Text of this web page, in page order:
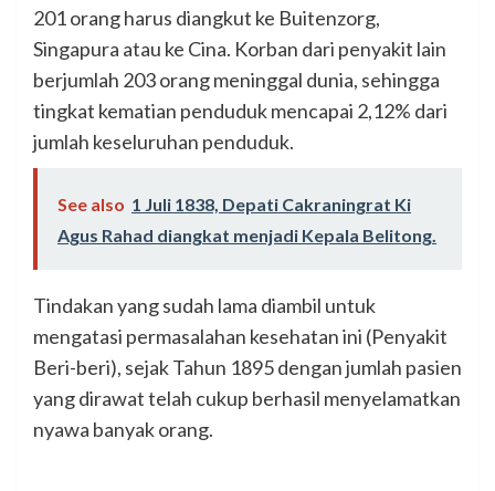
201 orang harus diangkut ke Buitenzorg,
Singapura atau ke Cina. Korban dari penyakit lain
berjumlah 203 orang meninggal dunia, sehingga
tingkat kematian penduduk mencapai 2,12% dari
jumlah keseluruhan penduduk.
See also 1 Juli 1838, Depati Cakraningrat Ki
Agus Rahad diangkat menjadi Kepala Belitong.
Tindakan yang sudah lama diambil untuk
mengatasi permasalahan kesehatan ini (Penyakit
Beri-beri), sejak Tahun 1895 dengan jumlah pasien
yang dirawat telah cukup berhasil menyelamatkan
nyawa banyak orang.